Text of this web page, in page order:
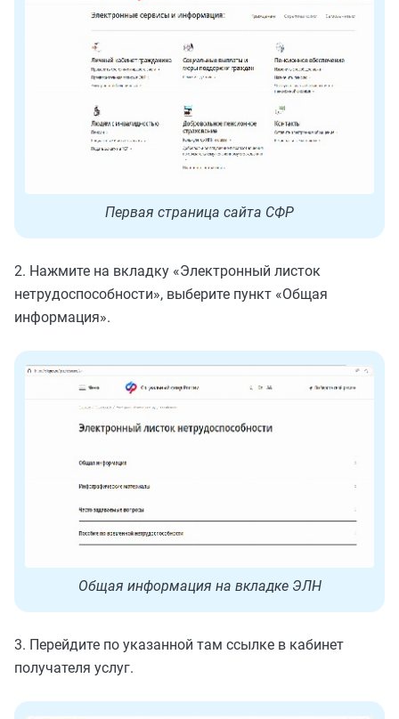
Первая страница сайта СФР
2. Нажмите на вкладку «Электронный листок
нетрудоспособности», выберите пункт «Общая
информация».
Общая информация на вкладке ЭЛН
3. Перейдите по указанной там ссылке в кабинет
получателя услуг.